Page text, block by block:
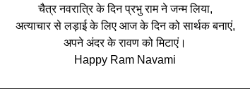
चैत्र नवरात्रि के दिन प्रभु राम ने जन्म लिया,
अत्याचार से लड़ाई के लिए आज के दिन को सार्थक बनाएं,
अपने अंदर के रावण को मिटाएं।
Happy Ram Navami